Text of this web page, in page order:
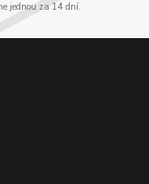
jednou za 14 dní.